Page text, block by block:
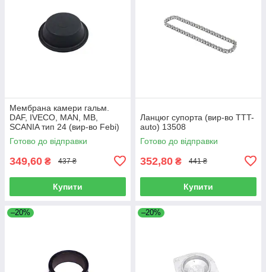
Мембрана камери гальм.
DAF, IVECO, MAN, MB,
SCANIA тип 24 (вир-во Febi)
07103
Готово до відправки
349,60 ₴ 437 ₴
Купити
Ланцюг супорта (вир-во TTT-
auto) 13508
Готово до відправки
352,80 ₴ 441 ₴
Купити
–20% –20%